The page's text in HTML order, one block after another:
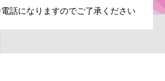
話になりますのでご了承ください